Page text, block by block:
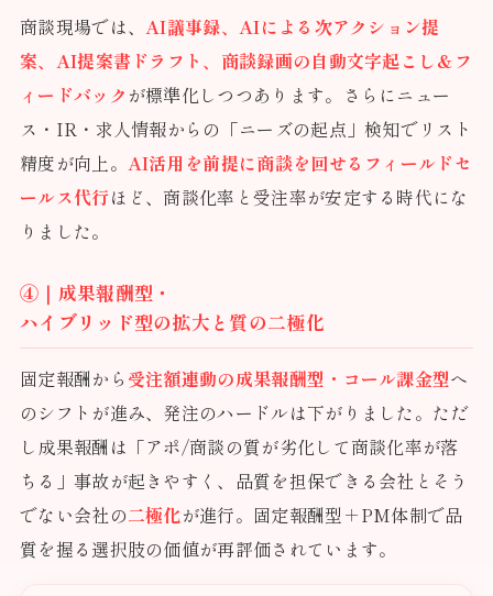
商談現場では、AI議事録、AIによる次アクション提
案、AI提案書ドラフト、商談録画の自動文字起こし＆フ
ィードバック が標準化しつつあります。さらにニュー
ス・IR・求人情報からの「ニーズの起点」検知でリスト
精度が向上。 AI活用を前提に商談を回せるフィールドセ
ールス代行ほど、商談化率と受注率が安定する時代にな
りました。
④｜成果報酬型・
ハイブリッド型の拡大と質の二極化
固定報酬から 受注額連動の成果報酬型・コール課金型へ
のシフトが進み、発注のハードルは下がりました。ただ
し成果報酬は「アポ/商談の質が劣化して商談化率が落
ちる」事故が起きやすく、品質を担保できる会社とそう
でない会社の二極化が進行。固定報酬型＋PM体制で品
質を握る選択肢の価値が再評価されています。